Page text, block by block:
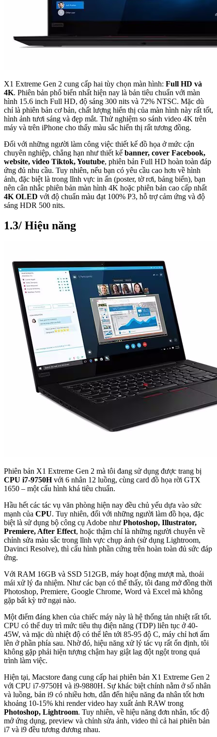
X1 Extreme Gen 2 cung cấp hai tùy chọn màn hình: Full HD và
4K. Phiên bản phổ biến nhất hiện nay là bản tiêu chuẩn với màn
hình 15.6 inch Full HD, độ sáng 300 nits và 72% NTSC. Mặc dù
chỉ là phiên bản cơ bản, chất lượng hiển thị của màn hình này rất tốt,
hình ảnh tươi sáng và đẹp mắt. Thử nghiệm so sánh video 4K trên
máy và trên iPhone cho thấy màu sắc hiển thị rất tương đồng.
Đối với những người làm công việc thiết kế đồ họa ở mức cận
chuyên nghiệp, chẳng hạn như thiết kế banner, cover Facebook,
website, video Tiktok, Youtube, phiên bản Full HD hoàn toàn đáp
ứng đủ nhu cầu. Tuy nhiên, nếu bạn có yêu cầu cao hơn về hình
ảnh, đặc biệt là trong lĩnh vực in ấn (poster, tờ rơi, bảng biển), bạn
nên cân nhắc phiên bản màn hình 4K hoặc phiên bản cao cấp nhất
4K OLED với độ chuẩn màu đạt 100% P3, hỗ trợ cảm ứng và độ
sáng HDR 500 nits.
1.3/ Hiệu năng
Phiên bản X1 Extreme Gen 2 mà tôi đang sử dụng được trang bị
CPU i7-9750Hvới 6 nhân 12 luồng, cùng card đồ họa rời GTX
1650 – một cấu hình khá tiêu chuẩn.
Hầu hết các tác vụ văn phòng hiện nay đều chủ yếu dựa vào sức
mạnh của CPU. Tuy nhiên, đối với những người làm đồ họa, đặc
biệt là sử dụng bộ công cụ Adobe như Photoshop, Illustrator,
Premiere, After Effect, hoặc thậm chí là những người chuyên về
chỉnh sửa màu sắc trong lĩnh vực chụp ảnh (sử dụng Lightroom,
Davinci Resolve), thì cấu hình phần cứng trên hoàn toàn đủ sức đáp
ứng.
Với RAM 16GB và SSD 512GB, máy hoạt động mượt mà, thoải
mái xử lý đa nhiệm. Như các bạn có thể thấy, tôi đang mở đồng thời
Photoshop, Premiere, Google Chrome, Word và Excel mà không
gặp bất kỳ trở ngại nào.
Một điểm đáng khen của chiếc máy này là hệ thống tản nhiệt rất tốt.
CPU có thể duy trì mức tiêu thụ điện năng (TDP) liên tục ở 40-
45W, và mặc dù nhiệt độ có thể lên tới 85-95 độ C, máy chỉ hơi ấm
lên ở phần phía sau. Nhờ đó, hiệu năng xử lý tác vụ rất ổn định, tôi
không gặp phải hiện tượng chậm hay giật lag đột ngột trong quá
trình làm việc.
Hiện tại, Macstore đang cung cấp hai phiên bản X1 Extreme Gen 2
với CPU i7-9750H và i9-9880H. Sự khác biệt chính nằm ở số nhân
và luồng, bản i9 có nhiều hơn, dẫn đến hiệu năng đa nhân tốt hơn
khoảng 10-15% khi render video hay xuất ảnh RAW trong
Photoshop, Lightroom. Tuy nhiên, về hiệu năng đơn nhân, tốc độ
mở ứng dụng, preview và chỉnh sửa ảnh, video thì cả hai phiên bản
i7 và i9 đều tương đương nhau.